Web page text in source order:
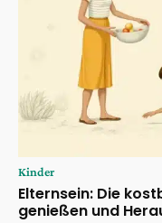
Kinder
Elternsein: Die
genießen und